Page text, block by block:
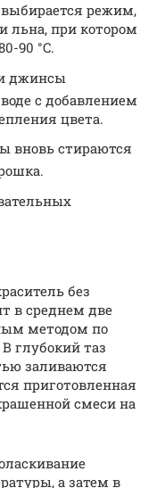
выбирается режим,
льна, при котором
90 °C.
джинсы
с добавлением
цвета.
вновь стираются
без
в среднем две
методом по
глубокий таз
заливаются
приготовленная
смеси на
а затем в